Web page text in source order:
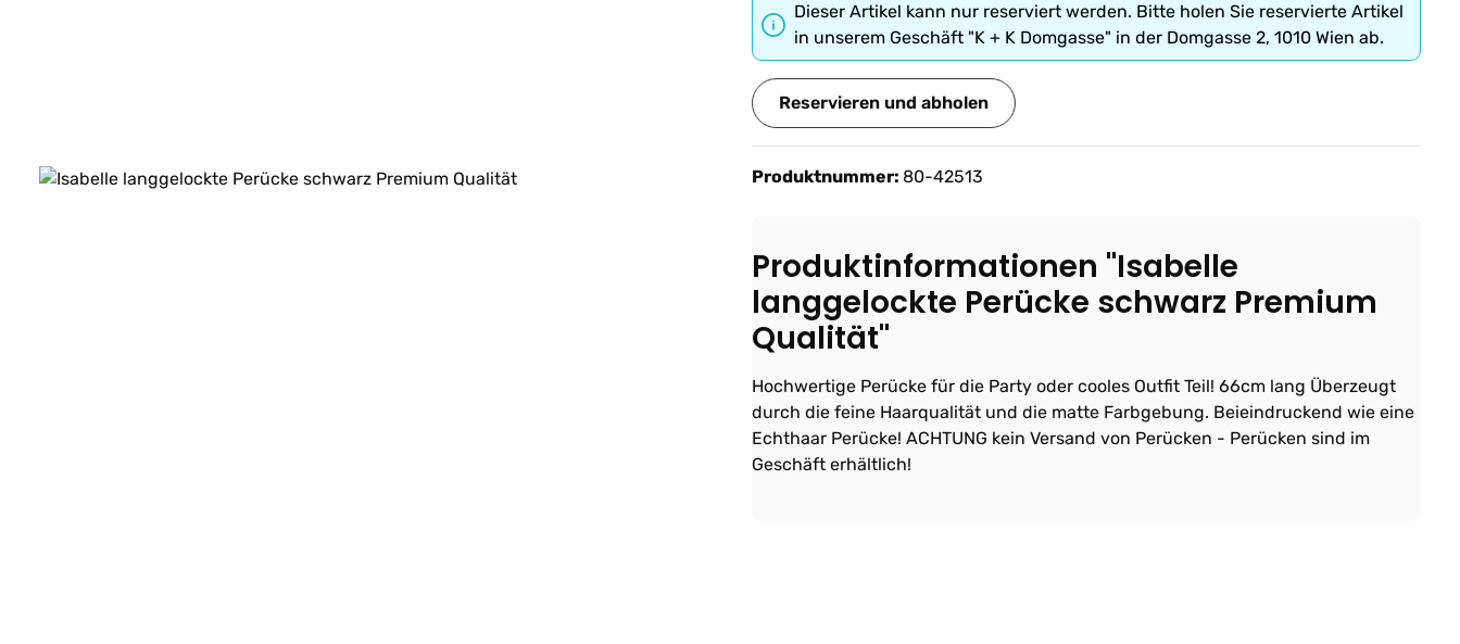
Dieser Artikel kann nur reserviert werden. Bitte holen Sie reservierte Artikel
in unserem Geschäft "K + K Domgasse" in der Domgasse 2, 1010 Wien ab.
Reservieren und abholen
Produktnummer: 80-42513
Produktinformationen "Isabelle
langgelockte Perücke schwarz Premium
Qualität"
Hochwertige Perücke für die Party oder cooles Outfit Teil! 66cm lang Überzeugt
durch die feine Haarqualität und die matte Farbgebung. Beieindruckend wie eine
Echthaar Perücke! ACHTUNG kein Versand von Perücken - Perücken sind im
Geschäft erhältlich!